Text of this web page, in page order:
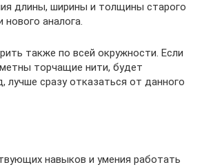
длины, ширины и толщины старого
нового аналога.
также по всей окружности. Если
торчащие нити, будет
лучше сразу отказаться от данного
навыков и умения работать